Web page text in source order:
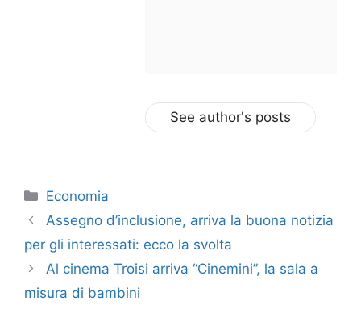
See author's posts
Categorie
Economia
Assegno d’inclusione, arriva la buona notizia
per gli interessati: ecco la svolta
Al cinema Troisi arriva “Cinemini”, la sala a
misura di bambini